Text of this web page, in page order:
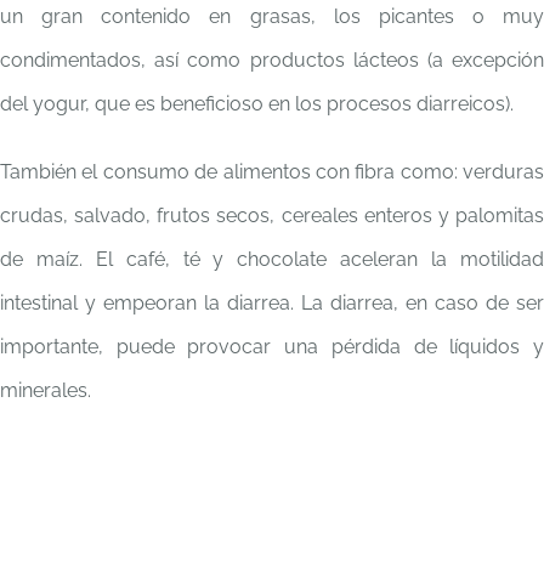
un gran contenido en grasas, los picantes o muy
condimentados, así como productos lácteos (a excepción
del yogur, que es beneficioso en los procesos diarreicos).
También el consumo de alimentos con fibra como: verduras
crudas, salvado, frutos secos, cereales enteros y palomitas
de maíz. El café, té y chocolate aceleran la motilidad
intestinal y empeoran la diarrea. La diarrea, en caso de ser
importante, puede provocar una pérdida de líquidos y
minerales.